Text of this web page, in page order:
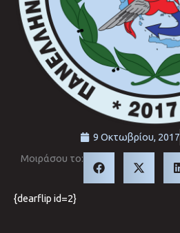
9 Οκτωβρίου, 2017
Μοιράσου το:
{dearflip id=2}